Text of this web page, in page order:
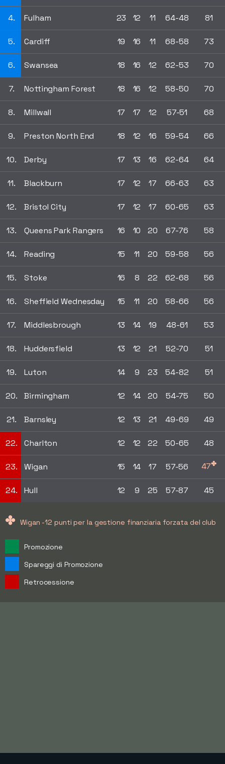
4. Fulham 23 12 11 64-48 81
5. Cardiff 19 16 11 68-58 73
6. Swansea 18 16 12 62-53 70
7. Nottingham Forest 18 16 12 58-50 70
8. Millwall 17 17 12 57-51 68
9. Preston North End 18 12 16 59-54 66
10. Derby 17 13 16 62-64 64
11. Blackburn 17 12 17 66-63 63
12. Bristol City 17 12 17 60-65 63
13. Queens Park Rangers 16 10 20 67-76 58
14. Reading 15 11 20 59-58 56
15. Stoke 16 8 22 62-68 56
16. Sheffield Wednesday 15 11 20 58-66 56
17. Middlesbrough 13 14 19 48-61 53
18. Huddersfield 13 12 21 52-70 51
19. Luton 14 9 23 54-82 51
20. Birmingham 12 14 20 54-75 50
21. Barnsley 12 13 21 49-69 49
22. Charlton 12 12 22 50-65 48
23. Wigan 15 14 17 57-56 47✤
24. Hull 12 9 25 57-87 45
✤ Wigan -12 punti per la gestione finanziaria forzata del club
Promozione
Spareggi di Promozione
Retrocessione